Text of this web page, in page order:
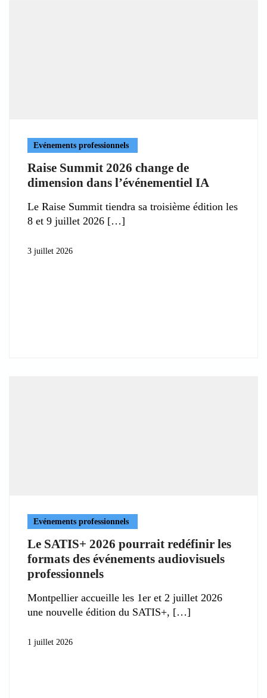
Evénements professionnels
Raise Summit 2026 change de
dimension dans l’événementiel IA
Le Raise Summit tiendra sa troisième édition les
8 et 9 juillet 2026
3 juillet 2026
Evénements professionnels
Le SATIS+ 2026 pourrait redéfinir les
formats des événements audiovisuels
professionnels
Montpellier accueille les 1er et 2 juillet 2026
une nouvelle édition du SATIS+,
1 juillet 2026